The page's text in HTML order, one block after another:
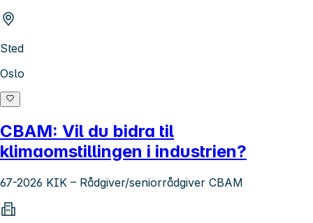
Sted
Oslo
CBAM: Vil du bidra til
klimaomstillingen i industrien?
67-2026 KIK – Rådgiver/seniorrådgiver CBAM